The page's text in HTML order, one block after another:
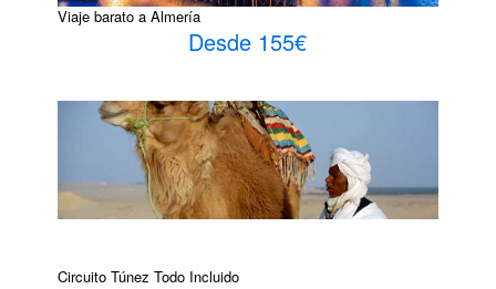
Viaje barato a Almería
Desde 155€
Circuito Túnez Todo Incluido